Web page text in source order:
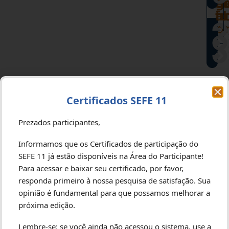
Certificados SEFE 11
Prezados participantes,
Informamos que os Certificados de participação do
SEFE 11 já estão disponíveis na Área do Participante!
Para acessar e baixar seu certificado, por favor,
responda primeiro à nossa pesquisa de satisfação. Sua
opinião é fundamental para que possamos melhorar a
próxima edição.
Lembre-se: se você ainda não acessou o sistema, use a